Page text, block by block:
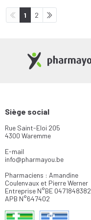
1 2
Siège social
Rue Saint-Eloi 205
4300 Waremme
E-mail
info@pharmayou.be
Pharmaciens : Amandine
Coulenvaux et Pierre Werner
Entreprise N°BE 0471848382
APB N°647402